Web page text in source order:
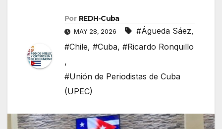
Por REDH-Cuba
MAY 28, 2026 #Águeda Sáez,
#Chile, #Cuba, #Ricardo Ronquillo
,
#Unión de Periodistas de Cuba
(UPEC)